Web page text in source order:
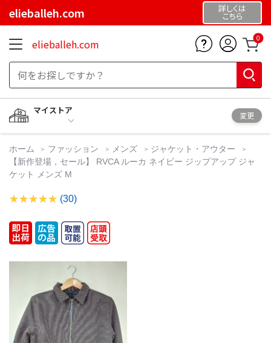
elieballeh.com 詳しくは
こちら
elieballeh.com 0
マイストア
変更
ホーム ファッション メンズ
ジャケット・アウター
【新作登場，セール】 RVCA ルーカ ネイビー ジップアップ ジャ
ケット メンズ M
(30)